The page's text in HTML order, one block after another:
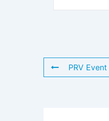
PRV Event